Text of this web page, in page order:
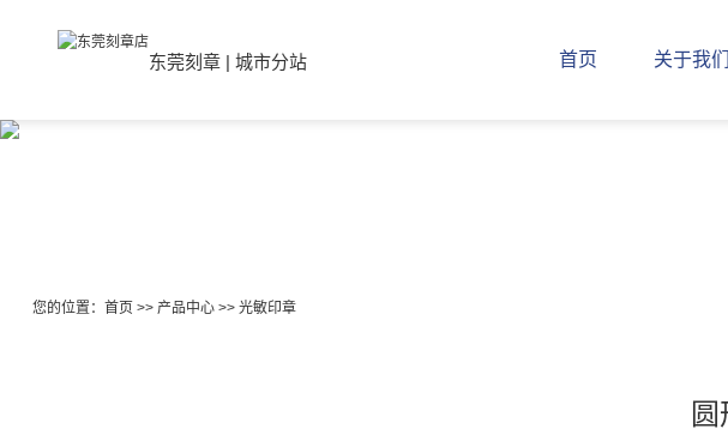
东莞刻章 | 城市分站 首页 关于我们
您的位置： 首页>> 产品中心>> 光敏印章